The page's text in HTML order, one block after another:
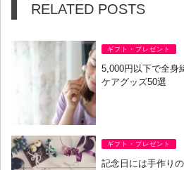
RELATED POSTS
ギフト・プレゼント
5,000円以下で全身
ケアグッズ50選
ギフト・プレゼント
記念日には手作り